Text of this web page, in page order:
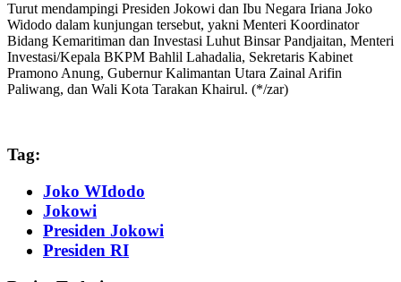
Turut mendampingi Presiden Jokowi dan Ibu Negara Iriana Joko
Widodo dalam kunjungan tersebut, yakni Menteri Koordinator
Bidang Kemaritiman dan Investasi Luhut Binsar Pandjaitan, Menteri
Investasi/Kepala BKPM Bahlil Lahadalia, Sekretaris Kabinet
Pramono Anung, Gubernur Kalimantan Utara Zainal Arifin
Paliwang, dan Wali Kota Tarakan Khairul. (*/zar)
Tag:
Joko WIdodo
Jokowi
Presiden Jokowi
Presiden RI